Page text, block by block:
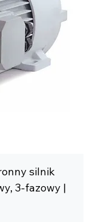
silnik
3-fazowy |